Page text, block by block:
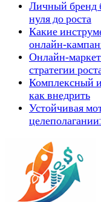
Личный бренд
нуля до роста
Какие
стратегии
Комплексный
как внедрить
Устойчивая